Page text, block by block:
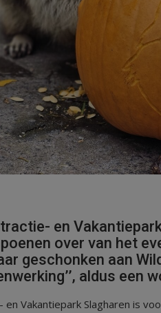
en
over van het
geschonken aan
aldus een
en Vakantiepark Slagharen is